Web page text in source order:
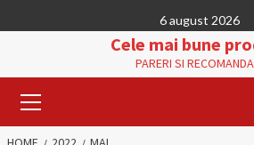
to
6 august 2026
Cele mai bune
PARERI SI
Menu